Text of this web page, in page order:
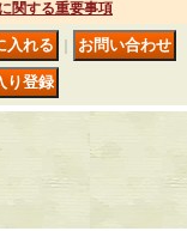
関する重要事項